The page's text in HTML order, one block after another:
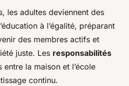
les adultes deviennent des
à l’égalité, préparant
des membres actifs et
juste. Les responsabilités
entre la maison et l’école
continu.